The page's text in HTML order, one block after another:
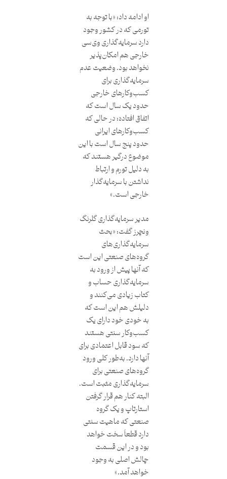
او ادامه داد: «با توجه‌ به
تورمی که در کشور وجود
دارد سرمایه‌گذاری وی‌سی
خارجی هم امکان‌پذیر
نخواهد بود. وضعیت عدم
سرمایه‌گذاری برای
کسب‌وکارهای خارجی
حدود یک سال است که
اتفاق افتاده؛ در حالی که
کسب‌وکارهای ایرانی
حدود پنج سال است با این
موضوع درگیر هستند که
به دلیل تورم و ارتباط
نداشتن با سرمایه‌گذار
خارجی است.»
مدیر سرمایه‌گذاری گلرنگ
ونچرز گفت: «بحث
سرمایه‌گذاری‌های
گروه‌های صنعتی این است
که آنها پیش از ورود به
سرمایه‌گذاری حساب و
کتاب زیادی می‌کنند و
دلیلش هم این است که
به‌ خودی‌ خود دارای یک
کسب‌وکار سنتی هستند
که سود قابل اعتمادی برای
آنها دارد. به‌طور کلی ورود
گروه‌های صنعتی برای
سرمایه‌گذاری مثبت است.
البته کنار هم قرار گرفتن
استارتاپ و یک گروه
صنعتی که ماهیت سنتی
دارد قطعاً سخت خواهد
بود و در این قسمت
چالش اصلی به وجود
خواهد آمد.»